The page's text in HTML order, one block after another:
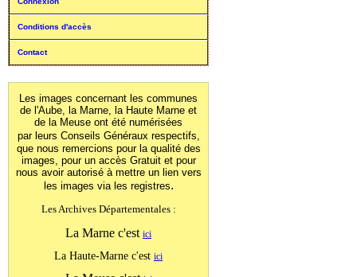
Conditions d'accès
Contact
Les images concernant les communes
de l'Aube, la Marne, la Haute Marne et
de la Meuse ont été numérisées
par leurs Conseils Généraux respectifs,
que nous remercions pour la qualité des
images, pour un accès Gratuit et pour
nous avoir autorisé à mettre un lien vers
les images via les registres.
Les Archives Départementales :
La Marne c'est ici
La Haute-Marne c'est ici